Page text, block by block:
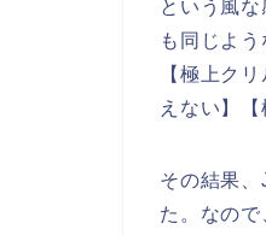
という風
も同じよ
【極上ク
えない】
その結果
た。なの